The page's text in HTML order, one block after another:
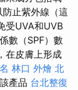
止紫外線（這
受UVA和UVB
數（SPF）數
在皮膚上形成
林口 外燴 北
產品 台北整復